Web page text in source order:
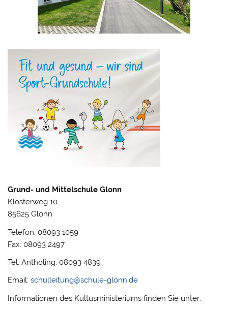
Grund- und Mittelschule Glonn
Klosterweg 10
85625 Glonn
Telefon: 08093 1059
Fax: 08093 2497
Tel. Antholing: 08093 4839
Email:schulleitung@schule-glonn.de
Informationen des Kultusministeriums finden Sie unter: